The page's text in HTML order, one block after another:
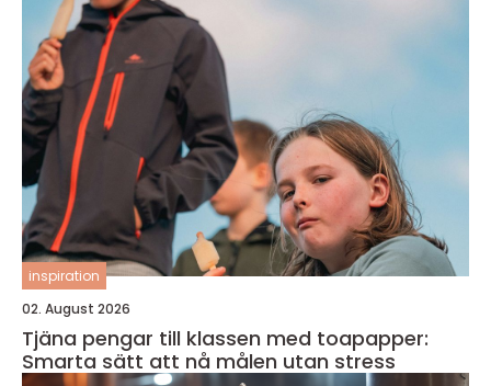
inspiration
02. August 2026
Tjäna pengar till klassen med toapapper:
Smarta sätt att nå målen utan stress